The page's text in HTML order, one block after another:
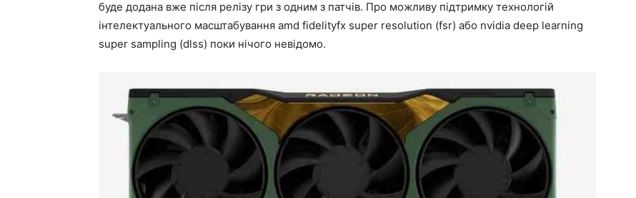
буде додана вже після релізу гри з одним з патчів. Про можливу підтримку технологій
інтелектуального масштабування amd fidelityfx super resolution (fsr) або nvidia deep learning
super sampling (dlss) поки нічого невідомо.